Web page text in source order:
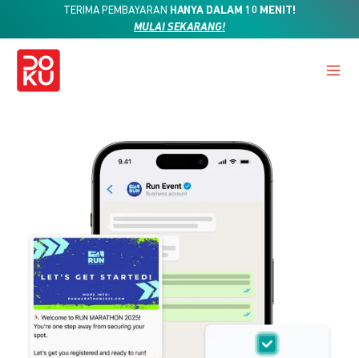
TERIMA PEMBAYARAN HANYA DALAM 10 MENIT!
MULAI SEKARANG!